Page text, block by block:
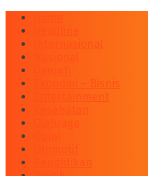
Internasional
Ekonomi – Bisnis
Entertainment